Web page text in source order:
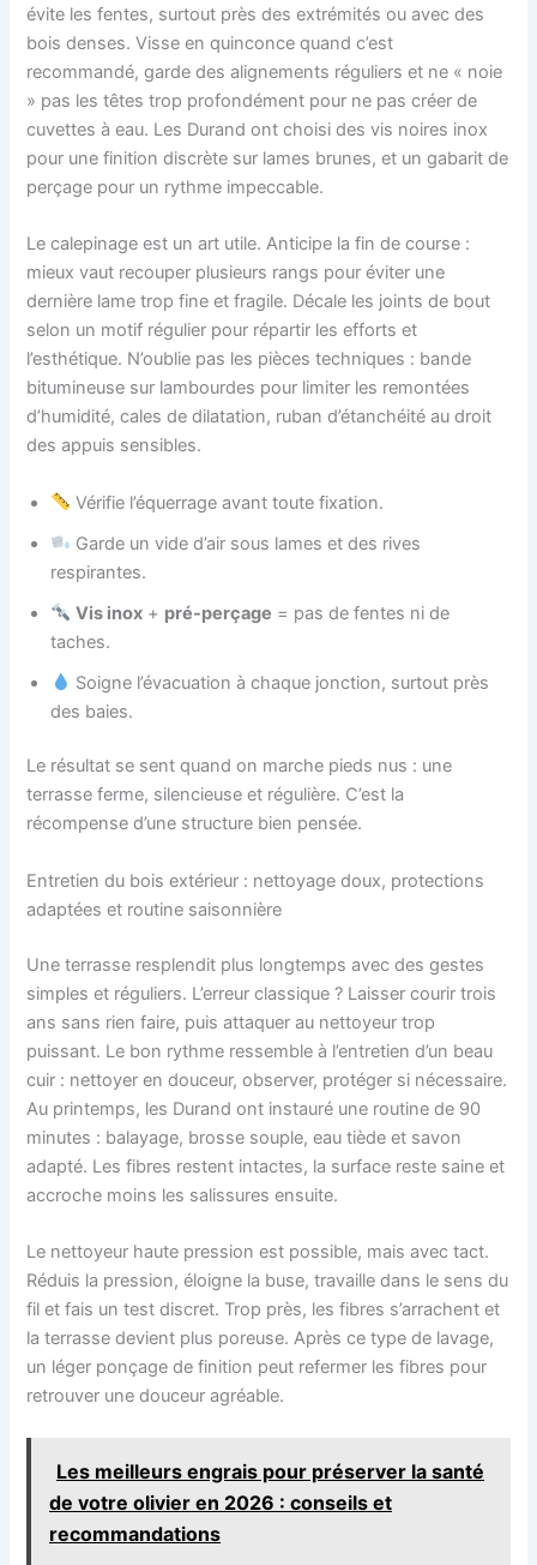
évite les fentes, surtout près des extrémités ou avec des
bois denses. Visse en quinconce quand c’est
recommandé, garde des alignements réguliers et ne « noie
» pas les têtes trop profondément pour ne pas créer de
cuvettes à eau. Les Durand ont choisi des vis noires inox
pour une finition discrète sur lames brunes, et un gabarit de
perçage pour un rythme impeccable.
Le calepinage est un art utile. Anticipe la fin de course :
mieux vaut recouper plusieurs rangs pour éviter une
dernière lame trop fine et fragile. Décale les joints de bout
selon un motif régulier pour répartir les efforts et
l’esthétique. N’oublie pas les pièces techniques : bande
bitumineuse sur lambourdes pour limiter les remontées
d’humidité, cales de dilatation, ruban d’étanchéité au droit
des appuis sensibles.
Vérifie l’équerrage avant toute fixation.
Garde un vide d’air sous lames et des rives
respirantes.
Vis inox + pré-perçage = pas de fentes ni de
taches.
Soigne l’évacuation à chaque jonction, surtout près
des baies.
Le résultat se sent quand on marche pieds nus : une
terrasse ferme, silencieuse et régulière. C’est la
récompense d’une structure bien pensée.
Entretien du bois extérieur : nettoyage doux, protections
adaptées et routine saisonnière
Une terrasse resplendit plus longtemps avec des gestes
simples et réguliers. L’erreur classique ? Laisser courir trois
ans sans rien faire, puis attaquer au nettoyeur trop
puissant. Le bon rythme ressemble à l’entretien d’un beau
cuir : nettoyer en douceur, observer, protéger si nécessaire.
Au printemps, les Durand ont instauré une routine de 90
minutes : balayage, brosse souple, eau tiède et savon
adapté. Les fibres restent intactes, la surface reste saine et
accroche moins les salissures ensuite.
Le nettoyeur haute pression est possible, mais avec tact.
Réduis la pression, éloigne la buse, travaille dans le sens du
fil et fais un test discret. Trop près, les fibres s’arrachent et
la terrasse devient plus poreuse. Après ce type de lavage,
un léger ponçage de finition peut refermer les fibres pour
retrouver une douceur agréable.
Les meilleurs engrais pour préserver la santé
de votre olivier en 2026 : conseils et
recommandations